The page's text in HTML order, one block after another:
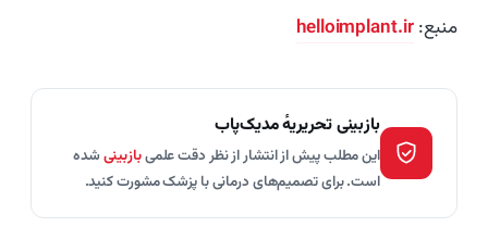
منبع:helloimplant.ir
بازبینی تحریریهٔ مدیک‌پاب
این مطلب پیش از انتشار از نظر دقت علمیبازبینیشده
است. برای تصمیم‌های درمانی با پزشک مشورت کنید.